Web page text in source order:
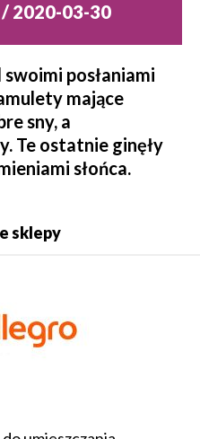
2020-03-30
posłaniami
mające
sny, a
Te ostatnie ginęły
słońca.
sklepy